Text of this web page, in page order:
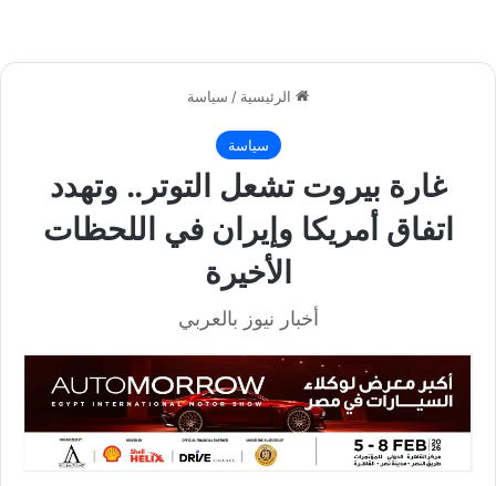
الرئيسية / سياسة
سياسة
غارة بيروت تشعل التوتر.. وتهدد
اتفاق أمريكا وإيران في اللحظات
الأخيرة
أخبار نيوز بالعربي